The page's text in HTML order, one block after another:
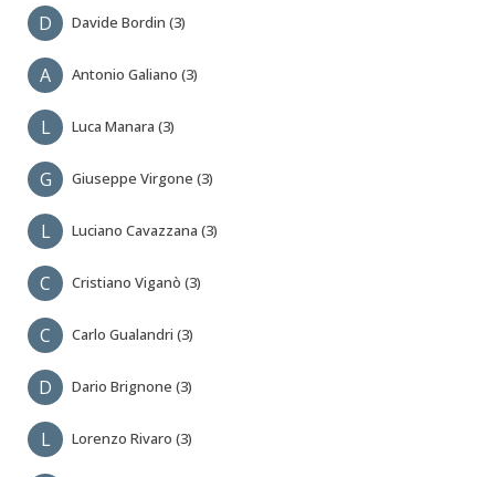
D Davide Bordin (3)
A Antonio Galiano (3)
L Luca Manara (3)
G Giuseppe Virgone (3)
L Luciano Cavazzana (3)
C Cristiano Viganò (3)
C Carlo Gualandri (3)
D Dario Brignone (3)
L Lorenzo Rivaro (3)